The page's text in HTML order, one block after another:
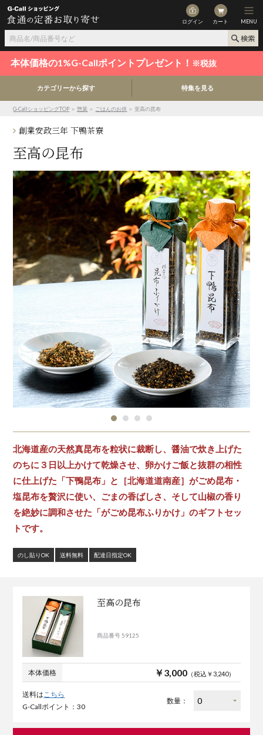
ログイン カート MENU
本体価格の1%G-Callポイントプレゼント！ ※税抜
カテゴリーから探す 特集を見る
G-CallショッピングTOP ＞惣菜 ＞ ごはんのお供 ＞ 至高の昆布
創業安政三年 下鴨茶寮
至高の昆布
北海道産の天然真昆布を粒状に裁断し、醤油で炊き上げた
のちに３日以上かけて乾燥させ、卵かけご飯と抜群の相性
に仕上げた「下鴨昆布」と［北海道道南産］がごめ昆布・
塩昆布を贅沢に使い、ごまの香ばしさ、そして山椒の香り
を絶妙に調和させた「がごめ昆布ふりかけ」のギフトセッ
トです。
のし貼りOK 送料無料 配達日指定OK
至高の昆布
商品番号 59125
本体価格 ￥3,000（税込￥3,240）
送料はこちら
G-Callポイント：30
数量：